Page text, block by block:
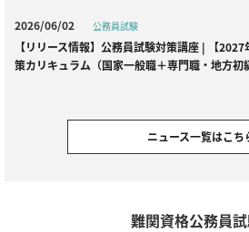
2026/06/02 公務員試験
【リリース情報】公務員試験対策講座 | 【
策カリキュラム（国家一般職＋専門職・地方初
ニュース一覧はこち
難関資格公務員